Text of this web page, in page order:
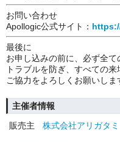
お問い合わせ
Apollogic公式サイト：
最後に
お申し込みの前に、必ず全て
トラブルを防ぎ、すべての
ご協力をよろしくお願いしま
主催者情報
販売主
株式会社アリガタミ